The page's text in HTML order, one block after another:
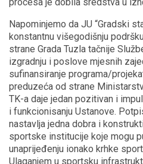
Napominjemo da JU “Gradski
konstantnu višegodišnju
strane Grada Tuzla tačnije
izgradnju i poslove mjesnih
sufinansiranje programa/
preduzeća od strane
TK-a daje jedan pozitivan i
i funkcionisanju Ustanove.
nastavlja jedna dobra i
sportske institucije koje mogu
unaprijeđenju ionako krhke
Ulaganjem u sportsku